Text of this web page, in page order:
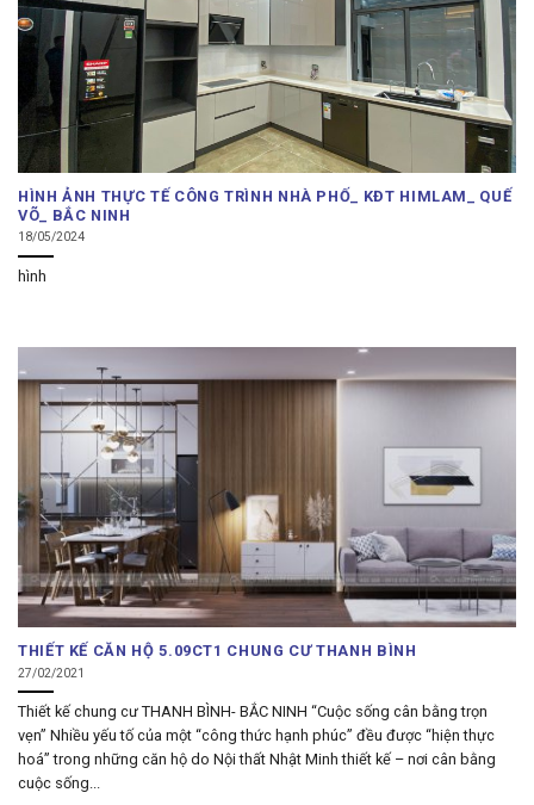
HÌNH ẢNH THỰC TẾ CÔNG TRÌNH NHÀ PHỐ_ KĐT HIMLAM_ QUẾ
VÕ_ BẮC NINH
18/05/2024
hình
THIẾT KẾ CĂN HỘ 5.09CT1 CHUNG CƯ THANH BÌNH
27/02/2021
Thiết kế chung cư THANH BÌNH- BẮC NINH “Cuộc sống cân bằng trọn
vẹn” Nhiều yếu tố của một “công thức hạnh phúc” đều được “hiện thực
hoá” trong những căn hộ do Nội thất Nhật Minh thiết kế – nơi cân bằng
cuộc sống...